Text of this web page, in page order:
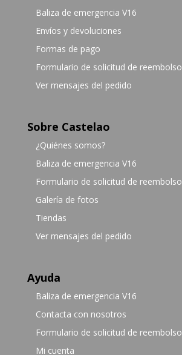
Baliza de emergencia V16
Envíos y devoluciones
Formas de pago
Formulario de solicitud de reembolso
Ver mensajes del pedido
Sobre Castelao
¿Quiénes somos?
Baliza de emergencia V16
Formulario de solicitud de reembolso
Galería de fotos
Tiendas
Ver mensajes del pedido
Ayuda
Baliza de emergencia V16
Contacta con nosotros
Formulario de solicitud de reembolso
Mi cuenta